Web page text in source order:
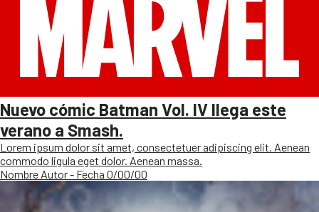
Nuevo cómic Batman Vol. IV llega este
verano a Smash.
Lorem ipsum dolor sit amet, consectetuer adipiscing elit. Aenean
commodo ligula eget dolor. Aenean massa.
Nombre Autor - Fecha 0/00/00